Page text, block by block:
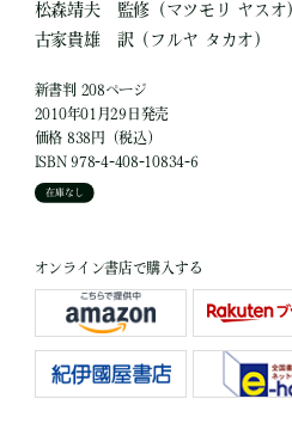
松森靖夫 監修 （マツモリ ヤスオ
古家貴雄
訳 （フルヤ タカオ）
新書判 208ページ
2010年01月29日発売
価格 838円（税込）
ISBN 978-4-408-10834-6
在庫なし
オンライン書店で購入する